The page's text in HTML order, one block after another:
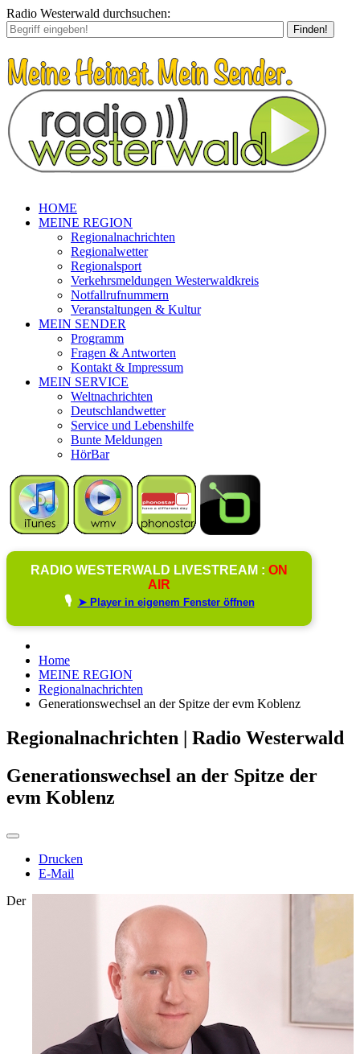
Radio Westerwald durchsuchen:
Finden!
HOME
MEINE REGION
Regionalnachrichten
Regionalwetter
Regionalsport
Verkehrsmeldungen Westerwaldkreis
Notfallrufnummern
Veranstaltungen & Kultur
MEIN SENDER
Programm
Fragen & Antworten
Kontakt & Impressum
MEIN SERVICE
Weltnachrichten
Deutschlandwetter
Service und Lebenshilfe
Bunte Meldungen
HörBar
RADIO WESTERWALD LIVESTREAM : ON
AIR
🎙️ ➤ Player in eigenem Fenster öffnen
Home
MEINE REGION
Regionalnachrichten
Generationswechsel an der Spitze der evm Koblenz
Regionalnachrichten | Radio Westerwald
Generationswechsel an der Spitze der
evm Koblenz
Drucken
E-Mail
Der